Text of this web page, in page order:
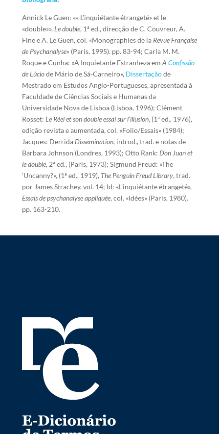
Annick Le Guen: «« L’inquiétante étrangeté» et le
«double»», Le double, 1ª ed., direcção de C. Couvreur, A.
Fine e A. Le Guen, col. «Monographies de la Revue Française
de Psychanalyse» (Paris, 1995). pp. 83-94; Carla M. M.
Roque e Cunha: «A Inquietante Estranheza em A Confissão
de Lúciode Mário de Sá-Carneiro», Dissertaçãode
Mestrado em Estudos Anglo-Portugueses, apresentada à
Faculdade de Ciências Sociais e Humanas da
Universidade Nova de Lisboa (Lisboa, 1996); Clément
Rosset: Le Réel et son double essai sur l’illusion, (1ª ed., 1976),
edição revista e aumentada, col. «Folio/Essais» (1984);
Jacques: Derrida Dissemination, introd., trad. e notas de
Barbara Johnson (Londres, 1993); Otto Rank: Don Juan et
le double, 2ª ed., (Paris, 1973); Sigmund Freud: «The
‘Uncanny?», (1ª ed., 1919), The Penguin Freud Library, trad.
por James Strachey, vol. 14; Id: «L’inquiétante étrangeté»,
Essais de psychanalyse appliquée, col. «Idées» (Paris, 1980).
pp. 163-210.